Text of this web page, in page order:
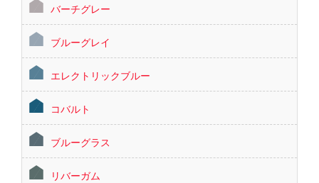
バーチグレー
ブルーグレイ
エレクトリックブルー
コバルト
ブルーグラス
リバーガム